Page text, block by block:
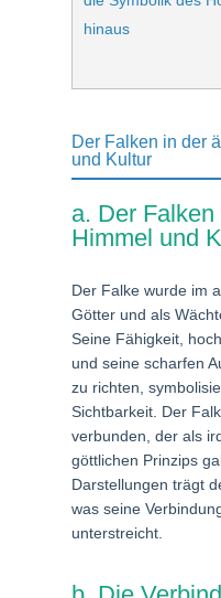
hinaus
Der Falken in der
und Kultur
a. Der
Himmel und
Der Falke wurde im
Götter und als
Seine Fähigkeit,
und seine scharfen
zu richten,
Sichtbarkeit. Der
verbunden, der als
göttlichen Prinzips
Darstellungen trägt
was seine
unterstreicht.